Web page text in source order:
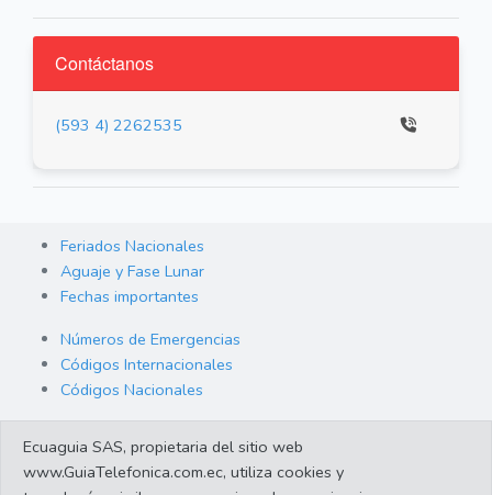
Contáctanos
(593 4) 2262535
Feriados Nacionales
Aguaje y Fase Lunar
Fechas importantes
Números de Emergencias
Códigos Internacionales
Códigos Nacionales
Cambio de Divisas
Enlaces de interes
Ecuaguia SAS, propietaria del sitio web
www.GuiaTelefonica.com.ec, utiliza cookies y